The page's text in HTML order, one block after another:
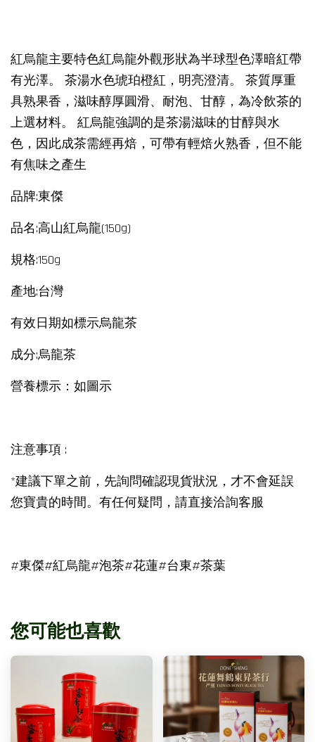
紅烏龍主要特色紅烏龍外觀形狀為半球型色澤暗紅帶
有光澤。 茶湯水色琥珀橙紅，明亮澄清。 茶質厚重
具熟果香，滋味醇厚圓滑、耐泡、甘醇，為冷飲茶的
上選材料。 紅烏龍強調的是茶湯滋味的甘醇與水
色，因此成茶需經再焙，可帶有輕焙火熟香，但不能
有焦味之產生
品牌:東傑
品名:高山紅烏龍(150g)
規格:150g
產地:台灣
有效日期如標示烏龍茶
成分:烏龍茶
營養標示：如圖示
注意事項 :
*建議下單之前，先詢問確認現貨狀況，才不會延誤
您寶貴的時間。有任何疑問，請直接洽詢客服
#東傑#紅烏龍#泡茶#花蓮#台東#茶葉
您可能也喜歡